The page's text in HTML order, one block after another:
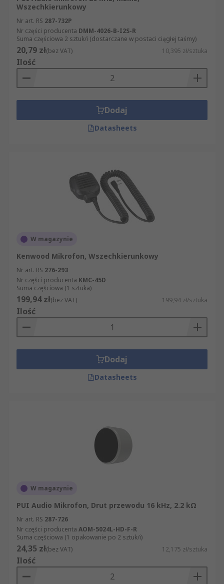
Wszechkierunkowy
Nr art. RS 287-732P
Nr części producenta DMM-4026-B-I2S-R
Suma częściowa 2 sztuk/i (dostarczane w postaci ciągłej taśmy)
20,79 zł(bez VAT) 10,395 zł/sztuka
Ilość
Dodaj
Datasheets
W magazynie
Kenwood Mikrofon, Wszechkierunkowy
Nr art. RS 276-293
Nr części producenta KMC-45D
Suma częściowa (1 sztuka)
199,94 zł(bez VAT) 199,94 zł/sztuka
Ilość
Dodaj
Datasheets
W magazynie
PUI Audio Mikrofon, Drut przewodu 16 kHz, 2.2 kΩ
Nr art. RS 287-726
Nr części producenta AOM-5024L-HD-F-R
Suma częściowa (1 opakowanie po 2 sztuk/i)
24,35 zł(bez VAT) 12,175 zł/sztuka
Ilość